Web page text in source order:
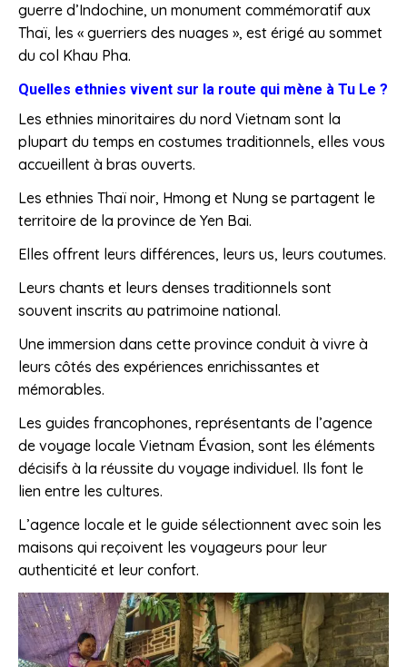
guerre d’Indochine, un monument commémoratif aux
Thaï, les « guerriers des nuages », est érigé au sommet
du col Khau Pha.
Quelles ethnies vivent sur la route qui mène à Tu Le ?
Les ethnies minoritaires du nord Vietnam sont la
plupart du temps en costumes traditionnels, elles vous
accueillent à bras ouverts.
Les ethnies Thaï noir, Hmong et Nung se partagent le
territoire de la province de Yen Bai.
Elles offrent leurs différences, leurs us, leurs coutumes.
Leurs chants et leurs denses traditionnels sont
souvent inscrits au patrimoine national.
Une immersion dans cette province conduit à vivre à
leurs côtés des expériences enrichissantes et
mémorables.
Les guides francophones, représentants de l’agence
de voyage locale Vietnam Évasion, sont les éléments
décisifs à la réussite du voyage individuel. Ils font le
lien entre les cultures.
L’agence locale et le guide sélectionnent avec soin les
maisons qui reçoivent les voyageurs pour leur
authenticité et leur confort.